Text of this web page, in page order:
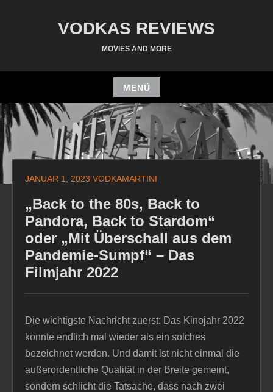
VODKAS REVIEWS
MOVIES AND MORE
MENÜ
Zum
Inhalt
springen
JANUAR 1, 2023 VODKAMARTINI
„Back to the 80s, Back to
Pandora, Back to Stardom“
oder „Mit Überschall aus dem
Pandemie-Sumpf“ – Das
Filmjahr 2022
Die wichtigste Nachricht zuerst: Das Kinojahr 2022
konnte endlich mal wieder als ein solches
bezeichnet werden. Und damit ist nicht einmal die
außerordentliche Qualität in der Breite gemeint,
sondern schlicht die Tatsache, dass nach zwei